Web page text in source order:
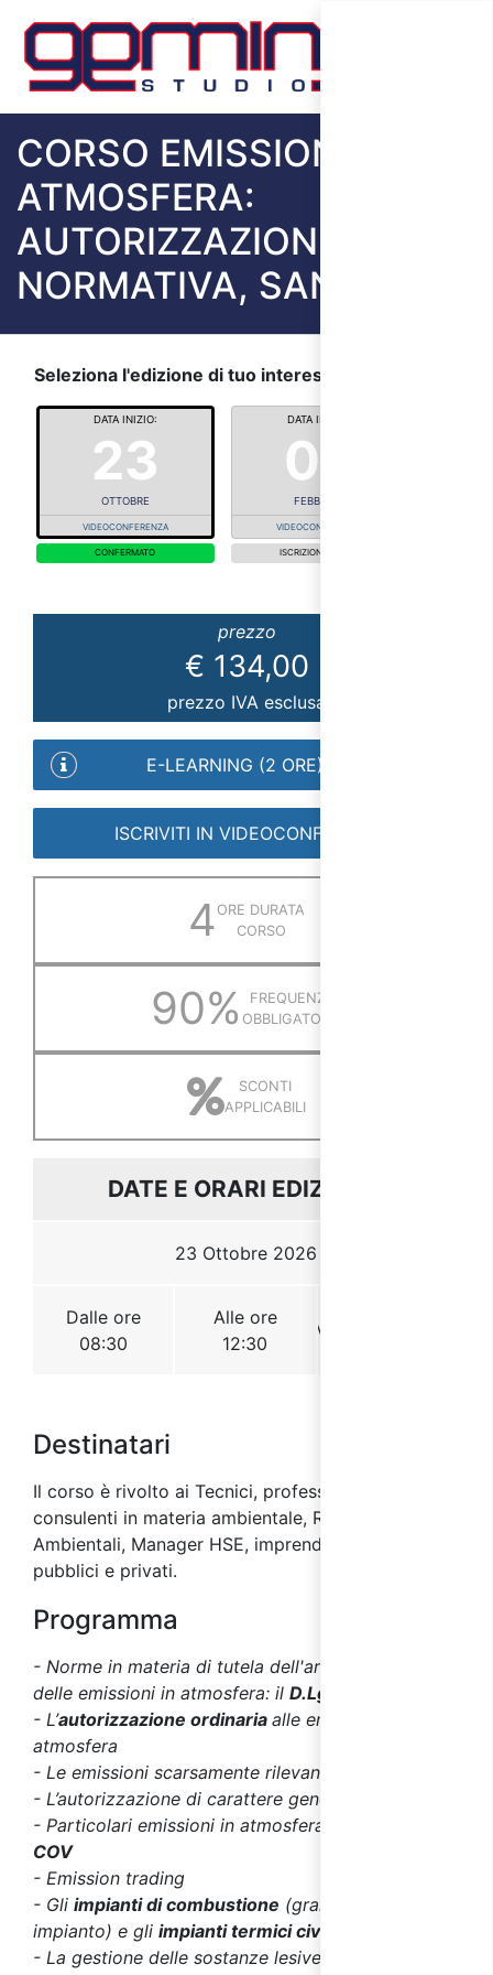
CORSO EMISSIONI IN
ATMOSFERA:
AUTORIZZAZIONI,
NORMATIVA, SANZIONI
Destinatari
Il corso è rivolto ai Tecnici, professionisti e
consulenti in materia ambientale, Responsabili
Ambientali, Manager HSE, imprenditori, dirigenti
pubblici e privati.
Programma
- Norme in materia di tutela dell'aria e di riduzione
delle emissioni in atmosfera: il D.Lgs. 152/06
- L’autorizzazione ordinaria alle emissioni in
atmosfera
- Le emissioni scarsamente rilevanti
- L’autorizzazione di carattere generale
- Particolari emissioni in atmosfera:
COV
- Emission trading
- Gli impianti di combustione (grande e medio
impianto) e gli impianti termici civili
- La gestione delle sostanze lesive per l’ozono e la